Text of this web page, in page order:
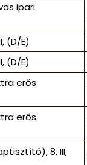
ipari
(D/E)
(D/E)
erős
erős
8, III,